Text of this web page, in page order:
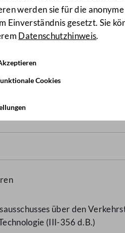
werden sie für die
Einverständnis gesetzt. Sie
Datenschutzhinweis.
Cookies
über den
(III-356 d.B.)